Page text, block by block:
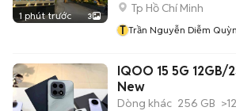
1 phút trước 3
Tp Hồ Chí Minh
T Trần Nguyễn Diễm
IQOO 15 5G 12GB/
New
Dòng khác 256 GB